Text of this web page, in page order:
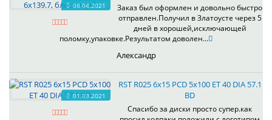
08.04.2021
Заказ был оформлен и довольно быстро
отправлен.Получил в Златоусте через 5
дней в хорошей,исключающей
поломку,упаковке.Результатом доволен...
Александр
01.03.2021
RST R025 6x15 PCD 5x100 ET 40 DIA 57.1
BD
Спасибо за диски просто супер.как